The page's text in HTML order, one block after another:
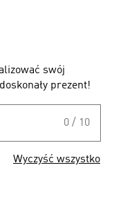
swój
prezent!
0 / 10
Wyczyść wszystko